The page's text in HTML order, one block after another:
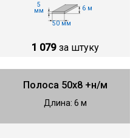
5
мм
6 м
50 мм
1 079 за штуку
Полоса 50х8 +н/м
Длина: 6 м